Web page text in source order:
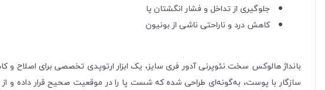
جلوگیری از تداخل و فشار انگشتان پا
کاهش درد و ناراحتی ناشی از بونیون
بانداژ هالوکس سخت نئوپرنی آدور فری سایز، یک ابزار ارتوپدی تخصصی برای
سازگار با پوست، به‌گونه‌ای طراحی شده که شست پا را در موقعیت صحیح قرار